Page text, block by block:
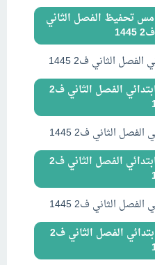
تحفيظ الفصل الثاني
الثاني ف2 1445
توزيع منهج التجويد خامس ابتدائي الفصل الثاني ف2
الثاني ف2 1445
توزيع منهج التوحيد خامس ابتدائي الفصل الثاني ف2
الثاني ف2 1445
توزيع منهج الحديث خامس ابتدائي الفصل الثاني ف2